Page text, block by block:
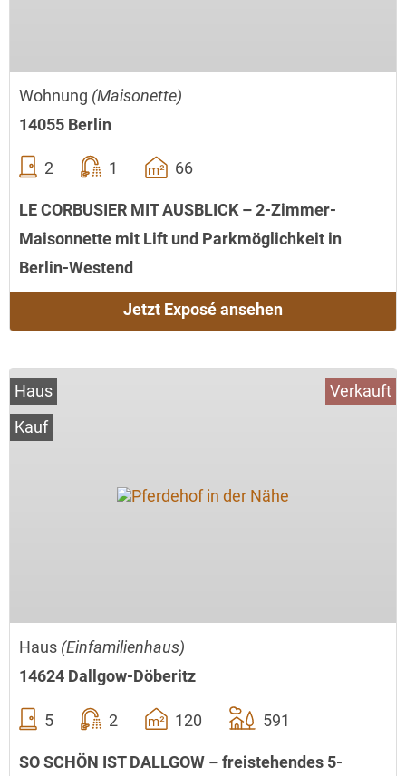
Wohnung (Maisonette)
14055 Berlin
2 1 66
LE CORBUSIER MIT AUSBLICK – 2-Zimmer-
Maisonnette mit Lift und Parkmöglichkeit in
Berlin-Westend
Jetzt Exposé ansehen
Haus
Kauf
Verkauft
Haus (Einfamilienhaus)
14624 Dallgow-Döberitz
5 2 120 591
SO SCHÖN IST DALLGOW – freistehendes 5-